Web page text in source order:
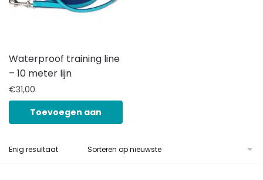
Waterproof training line
– 10 meter lijn
€31,00
Toevoegen aan
Enig resultaat